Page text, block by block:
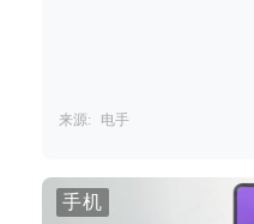
来源: 电手
手机